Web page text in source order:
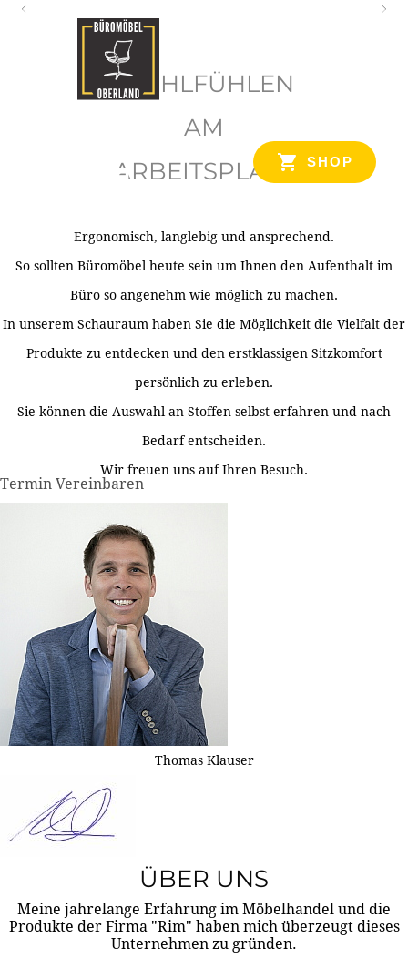
SHOP
WOHLFÜHLEN
AM
ARBEITSPLATZ
Ergonomisch, langlebig und ansprechend.
So sollten Büromöbel heute sein um Ihnen den Aufenthalt im
Büro so angenehm wie möglich zu machen.
In unserem Schauraum haben Sie die Möglichkeit die Vielfalt der
Produkte zu entdecken und den erstklassigen Sitzkomfort
persönlich zu erleben.
Sie können die Auswahl an Stoffen selbst erfahren und nach
Bedarf entscheiden.
Wir freuen uns auf Ihren Besuch.
Termin Vereinbaren
Thomas Klauser
ÜBER UNS
Meine jahrelange Erfahrung im Möbelhandel und die
Produkte der Firma "Rim" haben mich überzeugt dieses
Unternehmen zu gründen.